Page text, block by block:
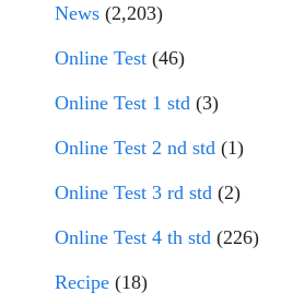
News (2,203)
Online Test (46)
Online Test 1 std (3)
Online Test 2 nd std (1)
Online Test 3 rd std (2)
Online Test 4 th std (226)
Recipe (18)